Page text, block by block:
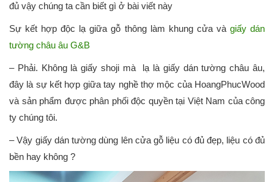
đủ vậy chúng ta cần biết gì ở bài viết này
Sự kết hợp độc lạ giữa gỗ thông làm khung cửa và giấy dán
tường châu âu G&B
– Phải. Không là giấy shoji mà lạ là giấy dán tường châu âu,
đây là sự kết hợp giữa tay nghề thợ mộc của HoangPhucWood
và sản phẩm được phân phối độc quyền tại Việt Nam của công
ty chúng tôi.
– Vậy giấy dán tường dùng lên cửa gỗ liệu có đủ đẹp, liệu có đủ
bền hay không ?